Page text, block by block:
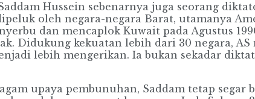
Hussein sebenarnya juga seorang
oleh negara-negara Barat, utamanya
dan mencaplok Kuwait pada Agustus
Didu­kung kekuatan lebih dari 30 negara,
lebih mengerikan. Ia bukan sekadar
upaya pembunuhan, Saddam tetap segar